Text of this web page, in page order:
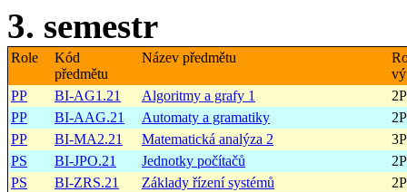
3. semestr
Role
Kód
předmětu
Název předmětu
PP
BI-AG1.21 Algoritmy a grafy 1
PP
BI-AAG.21 Automaty a gramatiky
PP
BI-MA2.21 Matematická analýza 2
PS
BI-JPO.21 Jednotky počítačů
PS
BI-ZRS.21 Základy řízení systémů